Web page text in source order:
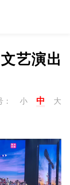
艺演出
小 中 大